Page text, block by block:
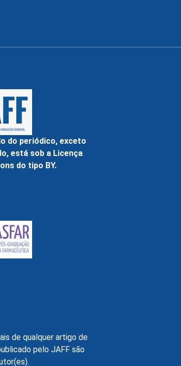
do periódico, exceto
está sob a Licença
do tipo BY.
de qualquer artigo de
pelo JAFF são